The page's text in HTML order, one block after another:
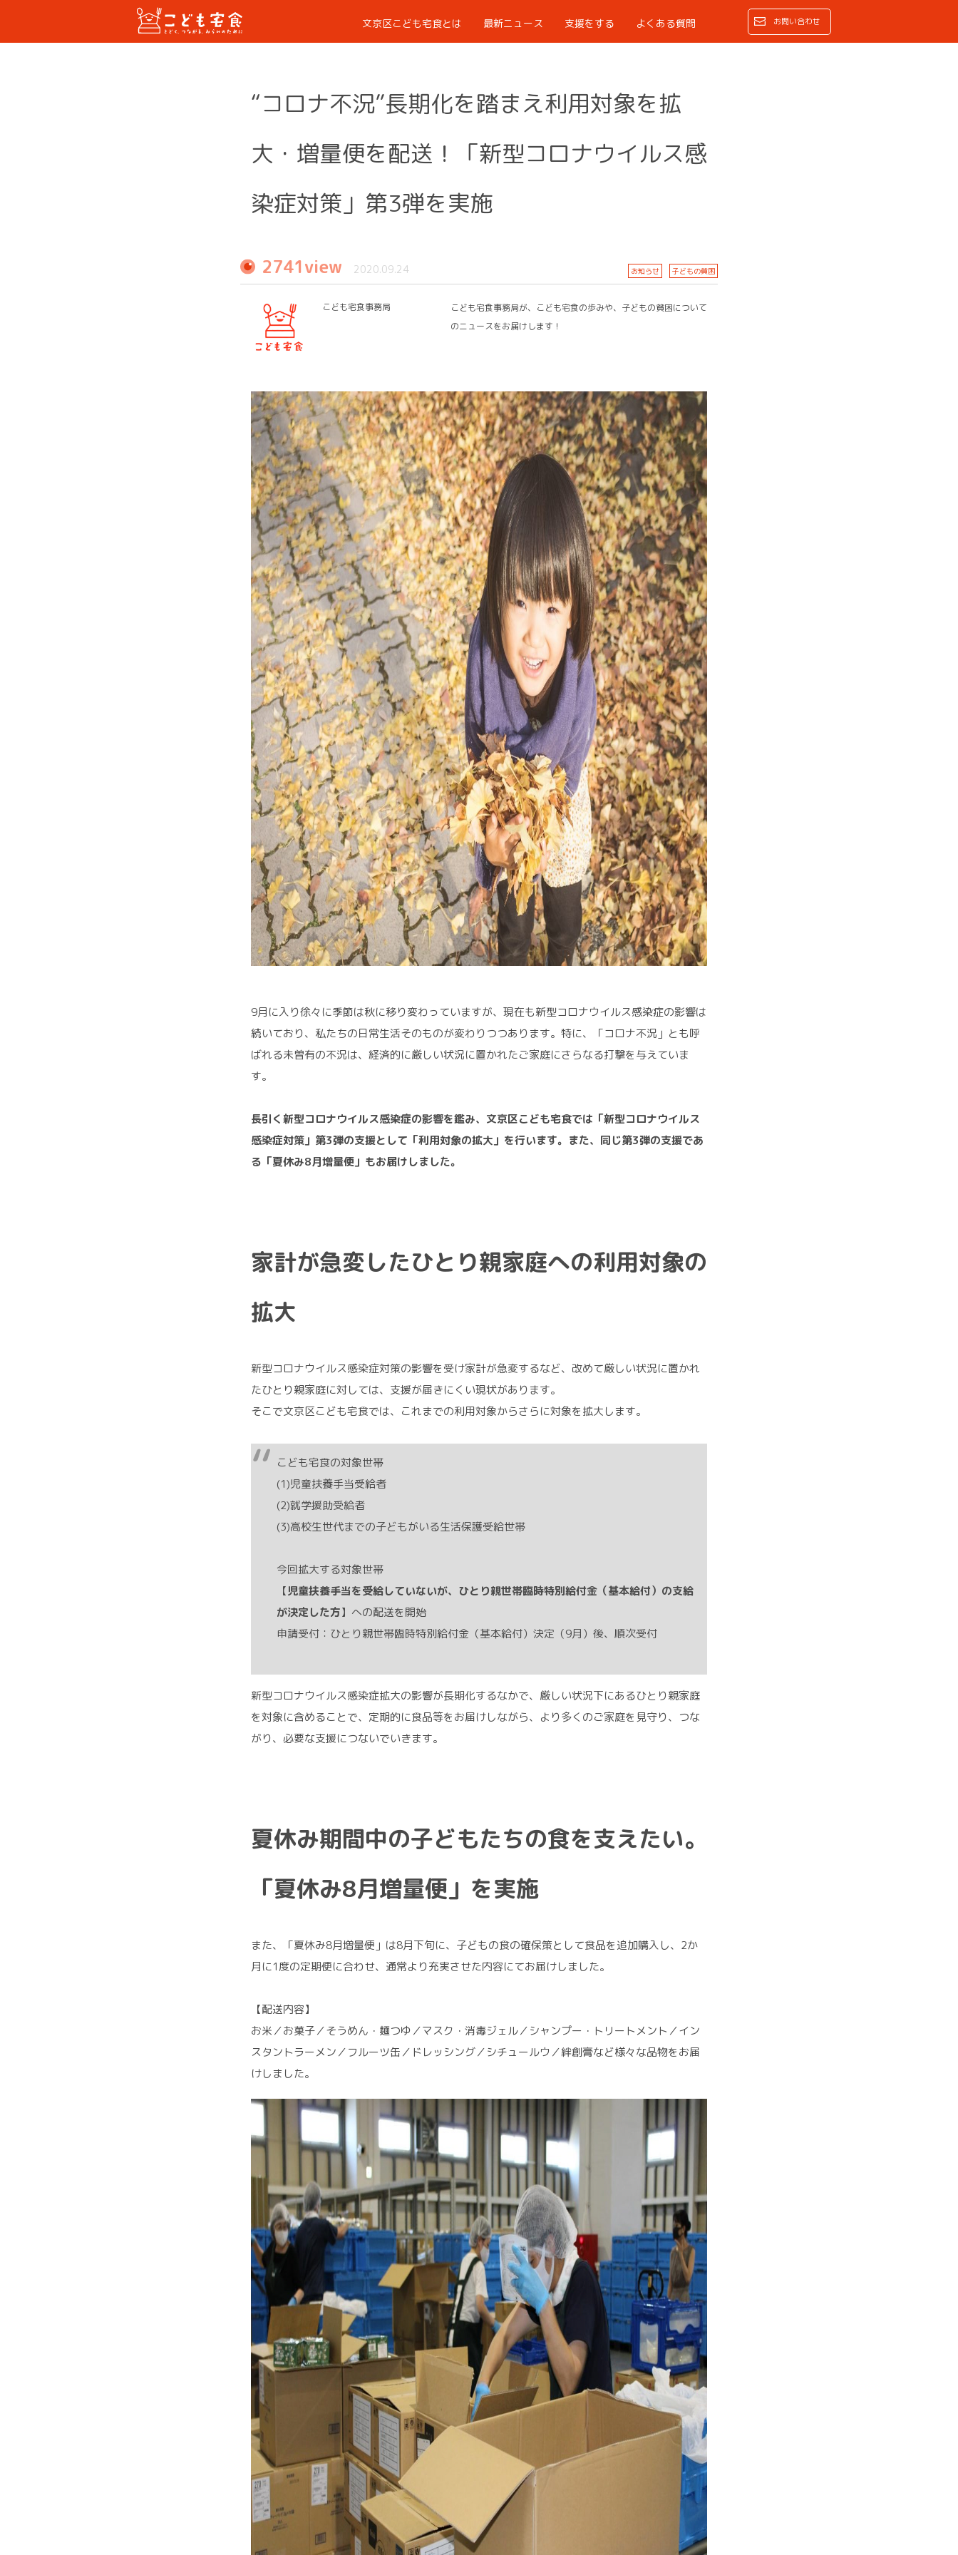
文京区こども宅食とは 最新ニュース 支援をする よくある質問 お問い合わせ
“コロナ不況”長期化を踏まえ利用対象を拡
大・増量便を配送！「新型コロナウイルス感
染症対策」第3弾を実施
2741view 2020.09.24 お知らせ 子どもの貧困
こども宅食事務局
こども宅食事務局が、こども宅食の歩みや、子どもの貧困について
のニュースをお届けします！
9月に入り徐々に季節は秋に移り変わっていますが、現在も新型コロナウイルス感染症の影響は
続いており、私たちの日常生活そのものが変わりつつあります。特に、「コロナ不況」とも呼
ばれる未曽有の不況は、経済的に厳しい状況に置かれたご家庭にさらなる打撃を与えていま
す。
長引く新型コロナウイルス感染症の影響を鑑み、文京区こども宅食では「新型コロナウイルス
感染症対策」第3弾の支援として「利用対象の拡大」を行います。また、同じ第3弾の支援であ
る「夏休み8月増量便」もお届けしました。
家計が急変したひとり親家庭への利用対象の
拡大
新型コロナウイルス感染症対策の影響を受け家計が急変するなど、改めて厳しい状況に置かれ
たひとり親家庭に対しては、支援が届きにくい現状があります。
そこで文京区こども宅食では、これまでの利用対象からさらに対象を拡大します。
こども宅食の対象世帯
(1)児童扶養手当受給者
(2)就学援助受給者
(3)高校生世代までの子どもがいる生活保護受給世帯
今回拡大する対象世帯
【児童扶養手当を受給していないが、ひとり親世帯臨時特別給付金（基本給付）の支給
が決定した方】への配送を開始
申請受付：ひとり親世帯臨時特別給付金（基本給付）決定（9月）後、順次受付
新型コロナウイルス感染症拡大の影響が長期化するなかで、厳しい状況下にあるひとり親家庭
を対象に含めることで、定期的に食品等をお届けしながら、より多くのご家庭を見守り、つな
がり、必要な支援につないでいきます。
夏休み期間中の子どもたちの食を支えたい。
「夏休み8月増量便」を実施
また、「夏休み8月増量便」は8月下旬に、子どもの食の確保策として食品を追加購入し、2か
月に1度の定期便に合わせ、通常より充実させた内容にてお届けしました。
【配送内容】
お米／お菓子／そうめん・麺つゆ／マスク・消毒ジェル／シャンプー・トリートメント／イン
スタントラーメン／フルーツ缶／ドレッシング／シチュールウ／絆創膏など様々な品物をお届
けしました。